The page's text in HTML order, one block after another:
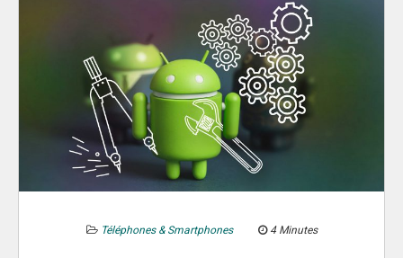
Téléphones & Smartphones 4 Minutes